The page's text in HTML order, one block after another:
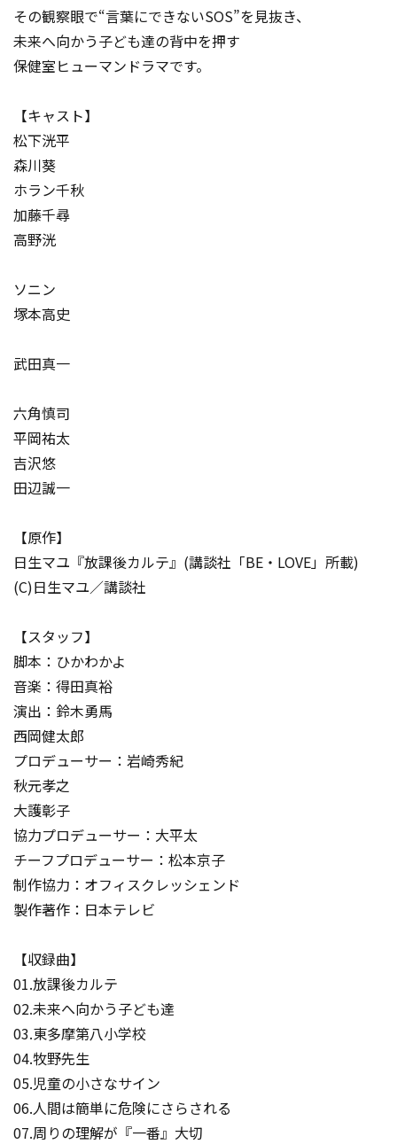
その観察眼で“言葉にできないSOS”を見抜き、
未来へ向かう子ども達の背中を押す
保健室ヒューマンドラマです。
【キャスト】
松下洸平
森川葵
ホラン千秋
加藤千尋
高野洸
ソニン
塚本高史
武田真一
六角慎司
平岡祐太
吉沢悠
田辺誠一
【原作】
日生マユ『放課後カルテ』(講談社「BE・LOVE」所載)
(C)日生マユ／講談社
【スタッフ】
脚本：ひかわかよ
音楽：得田真裕
演出：鈴木勇馬
西岡健太郎
プロデューサー：岩崎秀紀
秋元孝之
大護彰子
協力プロデューサー：大平太
チーフプロデューサー：松本京子
制作協力：オフィスクレッシェンド
製作著作：日本テレビ
【収録曲】
01.放課後カルテ
02.未来へ向かう子ども達
03.東多摩第八小学校
04.牧野先生
05.児童の小さなサイン
06.人間は簡単に危険にさらされる
07.周りの理解が『一番』大切